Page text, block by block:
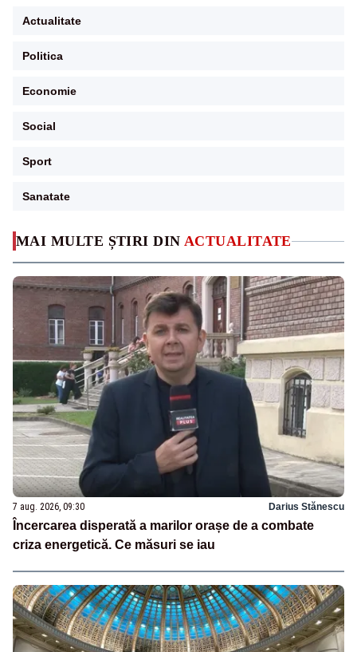
MAI MULTE ȘTIRI DIN ACTUALITATE
7 aug. 2026, 09:30 Darius Stănescu
Încercarea disperată a marilor orașe de a combate
criza energetică. Ce măsuri se iau
Actualitate
Politica
Economie
Social
Sport
Sanatate